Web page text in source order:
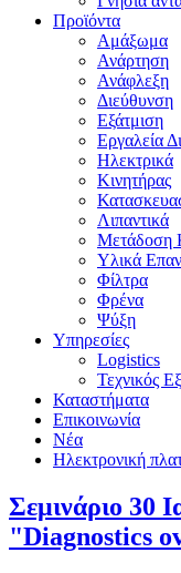
Προϊόντα
Αμάξωμα
Ανάρτηση
Ανάφλεξη
Διεύθυνση
Εξάτμιση
Εργαλεία
Ηλεκτρικά
Κινητήρας
Λιπαντικά
Μετάδοση
Υλικά
Φίλτρα
Φρένα
Ψύξη
Υπηρεσίες
Logistics
Τεχνικός
Καταστήματα
Επικοινωνία
Νέα
Ηλεκτρονική
Σεμινάριο 30
"Diagnostics